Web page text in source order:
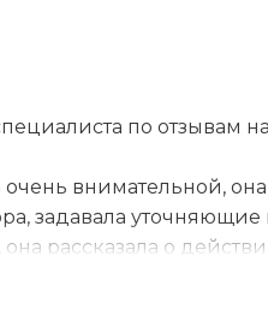
по отзывам
внимательной,
задавала
рассказала о
а еще
Кроме этого,